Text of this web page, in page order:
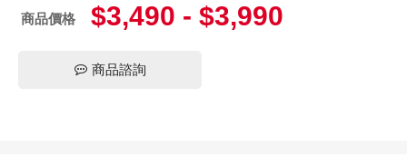
商品價格 $3,490 - $3,990
商品諮詢